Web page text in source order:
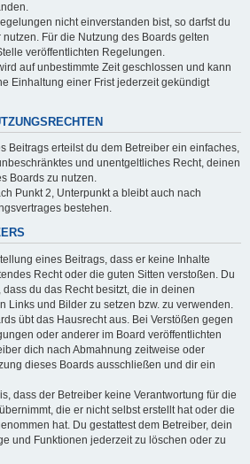
nicht einverstanden bist, so darfst du
Für die Nutzung des Boards gelten
veröffentlichten Regelungen.
auf unbestimmte Zeit geschlossen und kann
Einhaltung einer Frist jederzeit gekündigt
Beitrags erteilst du dem Betreiber ein einfaches,
und unentgeltliches Recht, deinen
Boards zu nutzen.
Punkt 2, Unterpunkt a bleibt auch nach
bestehen.
eines Beitrags, dass er keine Inhalte
Recht oder die guten Sitten verstoßen. Du
du das Recht besitzt, die in deinen
Links und Bilder zu setzen bzw. zu verwenden.
übt das Hausrecht aus. Bei Verstößen gegen
oder anderer im Board veröffentlichten
dich nach Abmahnung zeitweise oder
dieses Boards ausschließen und dir ein
dass der Betreiber keine Verantwortung für die
die er nicht selbst erstellt hat oder die
hat. Du gestattest dem Betreiber, dein
und Funktionen jederzeit zu löschen oder zu